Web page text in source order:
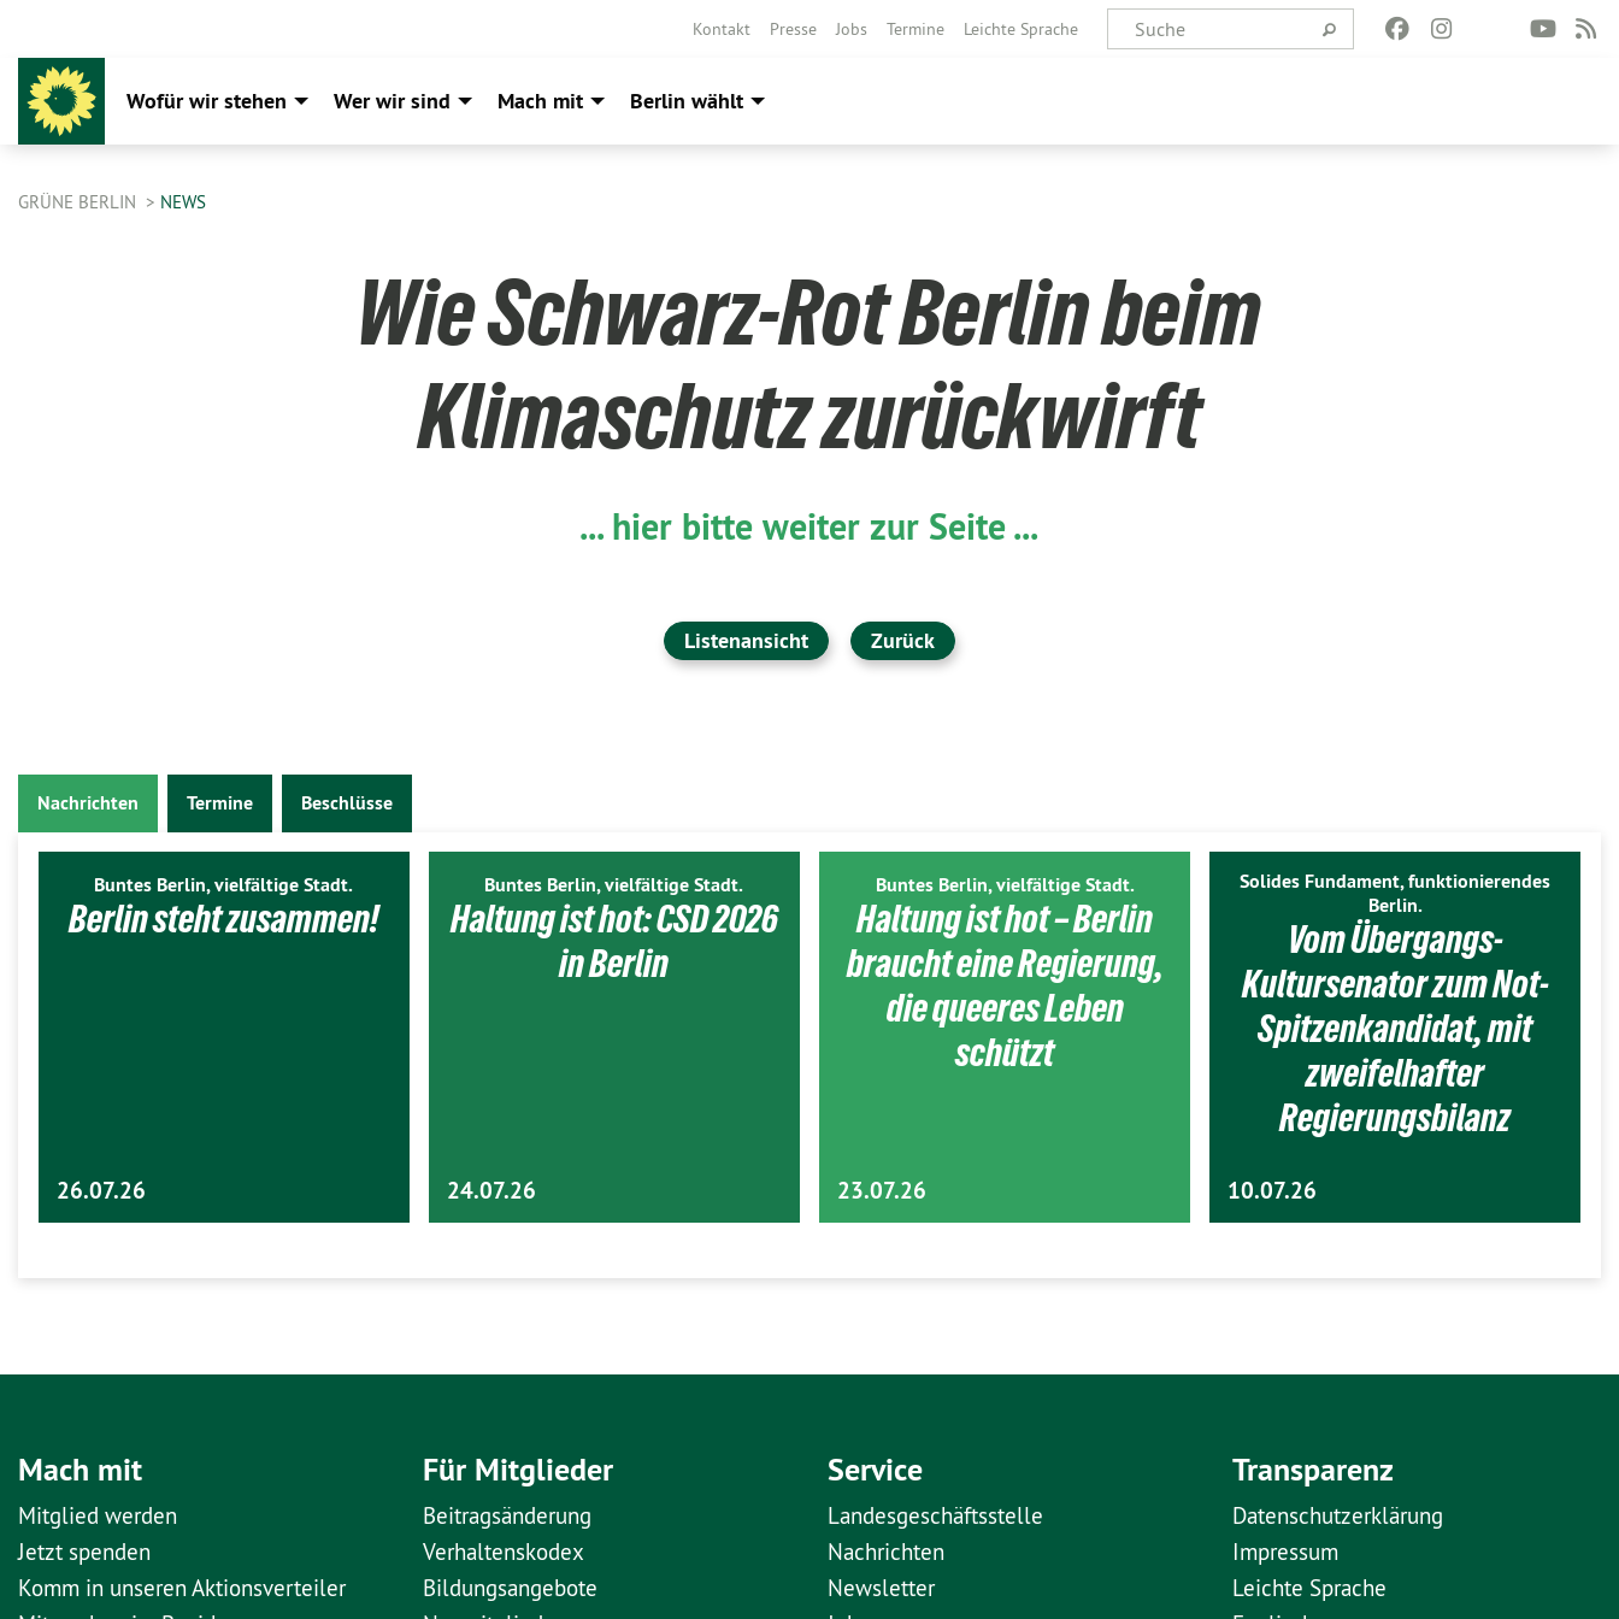
Kontakt Presse Jobs Termine Leichte Sprache
Wofür wir stehen Wer wir sind Mach mit Berlin wählt
GRÜNE BERLIN NEWS
Wie Schwarz-Rot Berlin beim
Klimaschutz zurückwirft
... hier bitte weiter zur Seite ...
Listenansicht Zurück
Nachrichten Termine Beschlüsse
Buntes Berlin, vielfältige Stadt.
Berlin steht zusammen!
26.07.26
Buntes Berlin, vielfältige Stadt.
Haltung ist hot: CSD 2026
in Berlin
24.07.26
Buntes Berlin, vielfältige Stadt.
Haltung ist hot – Berlin
braucht eine Regierung,
die queeres Leben
schützt
23.07.26
Solides Fundament, funktionierendes
Berlin.
Vom Übergangs-
Kultursenator zum Not-
Spitzenkandidat, mit
zweifelhafter
Regierungsbilanz
10.07.26
Mach mit
Mitglied werden
Jetzt spenden
Komm in unseren Aktionsverteiler
Für Mitglieder
Beitragsänderung
Verhaltenskodex
Bildungsangebote
Service
Landesgeschäftsstelle
Nachrichten
Newsletter
Transparenz
Datenschutzerklärung
Impressum
Leichte Sprache